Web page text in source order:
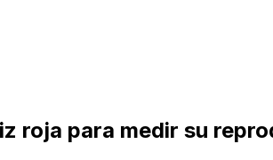
roja para medir su